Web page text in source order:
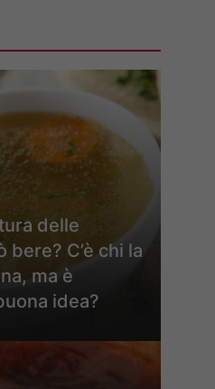
delle
C’è chi la
ma è
idea?